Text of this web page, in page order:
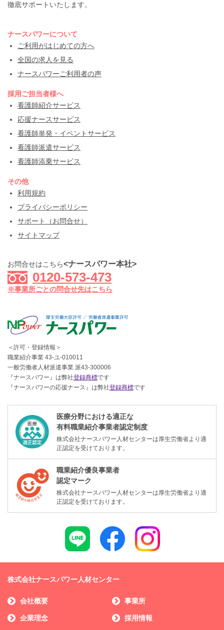
徹底サポートいたします。
ナースパワーについて
ご利用がはじめての方へ
全国の求人を見る
ナースパワーご利用者の声
採用ご担当者様へ
看護師紹介サービス
応援ナースサービス
看護師単発・イベントサービス
看護師派遣サービス
看護師添乗サービス
その他
利用規約
プライバシーポリシー
サポート（お問合せ）
サイトマップ
お問合せはこちら<ナースパワー本社>
0120-573-473
※事業所ごとの問合せ先はこちら
＜許可・登録情報＞
職業紹介事業 43-ユ-010011
一般労働者人材派遣事業 派43-300006
『ナースパワー』は弊社登録商標です
『ナースパワーの応援ナース』は弊社登録商標です
医療分野における適正な
有料職業紹介事業者認定制度
株式会社ナースパワー人材センターは厚生労働省より適
正認定を受けております。
職業紹介優良事業者
認定マーク
株式会社ナースパワー人材センターは厚生労働省より適
正認定を受けております。
株式会社ナースパワー人材センター
会社概要 事業所
企業理念 採用情報